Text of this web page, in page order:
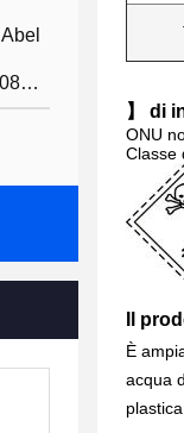
Abel
86-0519-88210855
】 di
ONU
Classe
Il
È
acqua